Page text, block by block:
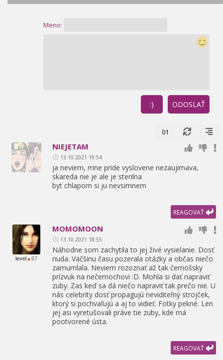
Meno:
ODOSLAŤ
:)
01
NIEJETAM
13.10.2021 19:54
ja neviem, mne pride vyslovene nezaujimava,
skareda nie je ale je sterilna
byt chlapom si ju nevsimnem
REAGOVAŤ
level 67
MOMOMOON
13.10.2021 18:55
Náhodne som zachytila to jej živé vysielanie. Dosť
nuda. Väčšinu času pozerala otázky a občas niečo
zamumlala. Neviem rozoznať až tak černošsky
prízvuk na nečernochovi :D. Mohla si dať napraviť
zuby. Zas keď sa dá niečo napraviť tak prečo nie. U
nás celebrity dosť propagujú neviditeľný strojček,
ktorý si pochvaľujú a aj to vidieť. Fotky pekné. Len
jej asi vyretušovali práve tie zuby, kde má
pootvorené ústa.
REAGOVAŤ